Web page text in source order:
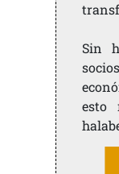
Sin
esto